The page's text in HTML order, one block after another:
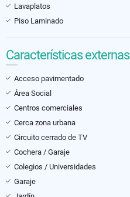
Lavaplatos
Piso Laminado
Características externas
Acceso pavimentado
Área Social
Centros comerciales
Cerca zona urbana
Circuito cerrado de TV
Cochera / Garaje
Colegios / Universidades
Garaje